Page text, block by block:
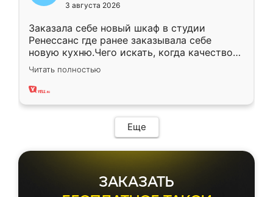
3 августа 2026
Заказала себе новый шкаф в студии
Ренессанс где ранее заказывала себе
новую кухню.Чего искать, когда качеством
вполне довольна. Служит кухня уже почти
два года, нареканий нет.
Читать полностью
Еще
ЗАКАЗАТЬ